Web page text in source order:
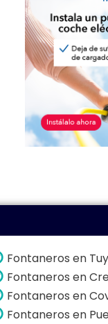
Fontaneros en Tuy
Fontaneros en
Fontaneros en
Fontaneros en